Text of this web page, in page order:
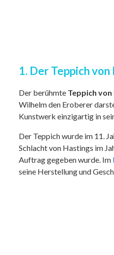
1. Der Teppich von
Der berühmte Teppich von
Wilhelm den Eroberer
Kunstwerk einzigartig in
Der Teppich wurde im 11.
Schlacht von Hastings im
Auftrag gegeben wurde. Im
seine Herstellung und